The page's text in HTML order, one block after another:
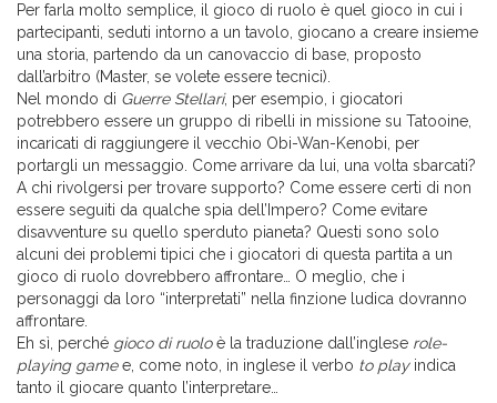
Per farla molto semplice, il gioco di ruolo è quel gioco in cui i
partecipanti, seduti intorno a un tavolo, giocano a creare insieme
una storia, partendo da un canovaccio di base, proposto
dall’arbitro (Master, se volete essere tecnici).
Nel mondo di Guerre Stellari, per esempio, i giocatori
potrebbero essere un gruppo di ribelli in missione su Tatooine,
incaricati di raggiungere il vecchio Obi-Wan-Kenobi, per
portargli un messaggio. Come arrivare da lui, una volta sbarcati?
A chi rivolgersi per trovare supporto? Come essere certi di non
essere seguiti da qualche spia dell’Impero? Come evitare
disavventure su quello sperduto pianeta? Questi sono solo
alcuni dei problemi tipici che i giocatori di questa partita a un
gioco di ruolo dovrebbero affrontare… O meglio, che i
personaggi da loro “interpretati” nella finzione ludica dovranno
affrontare.
Eh sì, perché gioco di ruoloè la traduzione dall’inglese role-
playing gamee, come noto, in inglese il verbo to playindica
tanto il giocare quanto l’interpretare…